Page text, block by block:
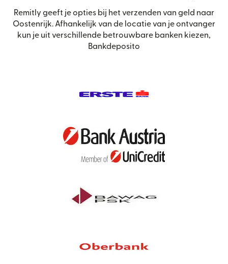
Remitly geeft je opties bij het verzenden van geld naar
Oostenrijk. Afhankelijk van de locatie van je ontvanger
kun je uit verschillende betrouwbare banken kiezen,
Bankdeposito